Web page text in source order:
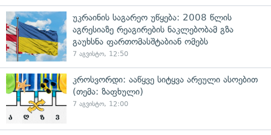
უკრაინის საგარეო უწყება: 2008 წლის
აგრესიაზე რეაგირების ნაკლებობამ გზა
გაუხსნა ფართომასშტაბიან ომებს
7 აგვისტო, 12:50
კროსვორდი: ააწყვე სიტყვა არეული ასოებით
(თემა: ზაფხული)
7 აგვისტო, 12:00